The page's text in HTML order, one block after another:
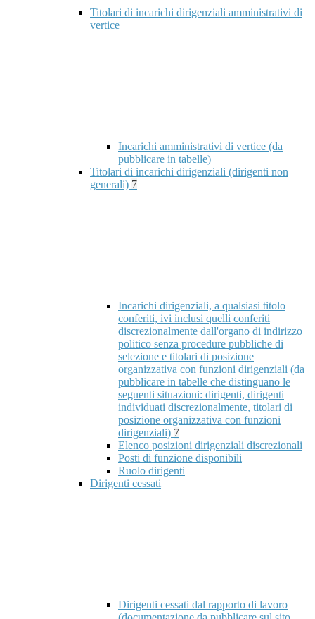
Titolari di incarichi dirigenziali amministrativi di
vertice
Incarichi amministrativi di vertice (da
pubblicare in tabelle)
Titolari di incarichi dirigenziali (dirigenti non
generali) 7
Incarichi dirigenziali, a qualsiasi titolo
conferiti, ivi inclusi quelli conferiti
discrezionalmente dall'organo di indirizzo
politico senza procedure pubbliche di
selezione e titolari di posizione
organizzativa con funzioni dirigenziali (da
pubblicare in tabelle che distinguano le
seguenti situazioni: dirigenti, dirigenti
individuati discrezionalmente, titolari di
posizione organizzativa con funzioni
dirigenziali) 7
Elenco posizioni dirigenziali discrezionali
Posti di funzione disponibili
Ruolo dirigenti
Dirigenti cessati
Dirigenti cessati dal rapporto di lavoro